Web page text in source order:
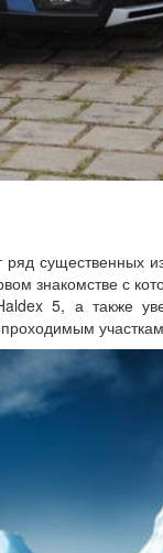
существенных
знакомстве с
5, а также